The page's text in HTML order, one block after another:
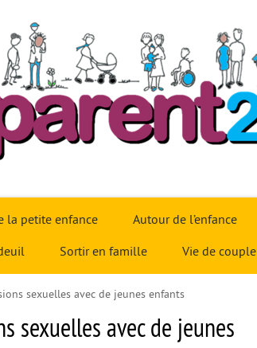
la petite enfance Autour de l’enfance
Sortir en famille Vie de couple
sexuelles avec de jeunes enfants
sexuelles avec de jeunes